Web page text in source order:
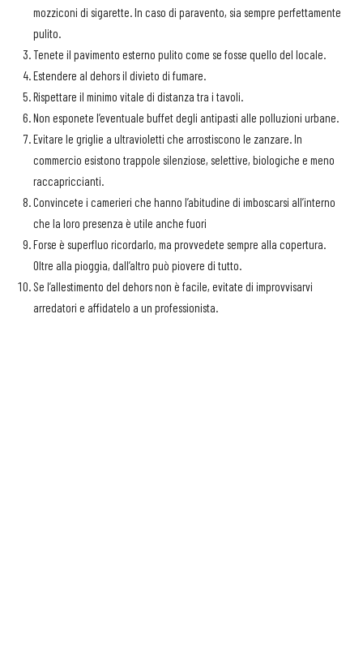
mozziconi di sigarette. In caso di paravento, sia sempre perfettamente
pulito.
Tenete il pavimento esterno pulito come se fosse quello del locale.
Estendere al dehors il divieto di fumare.
Rispettare il minimo vitale di distanza tra i tavoli.
Non esponete l’eventuale buffet degli antipasti alle polluzioni urbane.
Evitare le griglie a ultravioletti che arrostiscono le zanzare. In
commercio esistono trappole silenziose, selettive, biologiche e meno
raccapriccianti.
Convincete i camerieri che hanno l’abitudine di imboscarsi all’interno
che la loro presenza è utile anche fuori
Forse è superfluo ricordarlo, ma provvedete sempre alla copertura.
Oltre alla pioggia, dall’altro può piovere di tutto.
Se l’allestimento del dehors non è facile, evitate di improvvisarvi
arredatori e affidatelo a un professionista.